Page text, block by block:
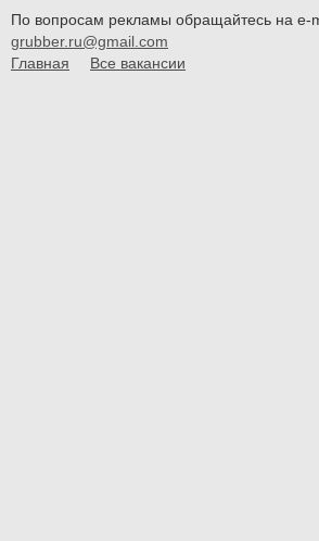
По вопросам рекламы обращайтесь на e-
grubber.ru@gmail.com
Главная
Все вакансии